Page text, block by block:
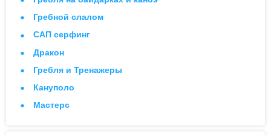
Гребной слалом
САП серфинг
Дракон
Гребля и Тренажеры
Кануполо
Мастерс